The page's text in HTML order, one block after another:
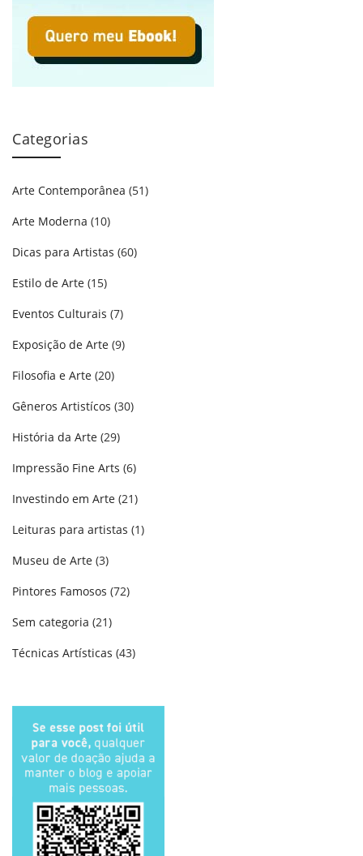
Categorias
Arte Contemporânea (51)
Arte Moderna (10)
Dicas para Artistas (60)
Estilo de Arte (15)
Eventos Culturais (7)
Exposição de Arte (9)
Filosofia e Arte (20)
Gêneros Artistícos (30)
História da Arte (29)
Impressão Fine Arts (6)
Investindo em Arte (21)
Leituras para artistas (1)
Museu de Arte (3)
Pintores Famosos (72)
Sem categoria (21)
Técnicas Artísticas (43)